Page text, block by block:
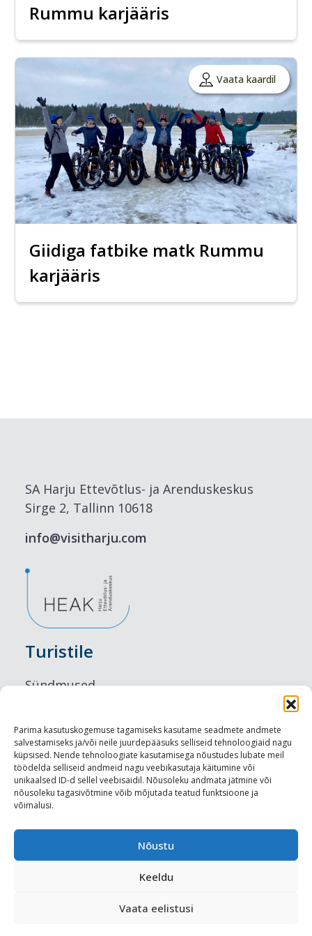
Parima kasutuskogemuse tagamiseks kasutame seadmete andmete
salvestamiseks ja/või neile juurdepääsuks selliseid tehnoloogiaid nagu
küpsised. Nende tehnoloogiate kasutamisega nõustudes lubate meil
töödelda selliseid andmeid nagu veebikasutaja käitumine või
unikaalsed ID-d sellel veebisaidil. Nõusoleku andmata jätmine või
nõusoleku tagasivõtmine võib mõjutada teatud funktsioone ja
võimalusi.
Nõustu
Keeldu
Vaata eelistusi
Rummu karjääris
Vaata kaardil
Giidiga fatbike matk Rummu
karjääris
SA Harju Ettevõtlus- ja Arenduskeskus
Sirge 2, Tallinn 10618
info@visitharju.com
Turistile
Sündmused
Maitseelamused
Vaatamisväärsused
Visit Tallinn
Turismiprofessionaalile
Harju-, Rapla- ja Läänemaa DMO
Meediakajastused